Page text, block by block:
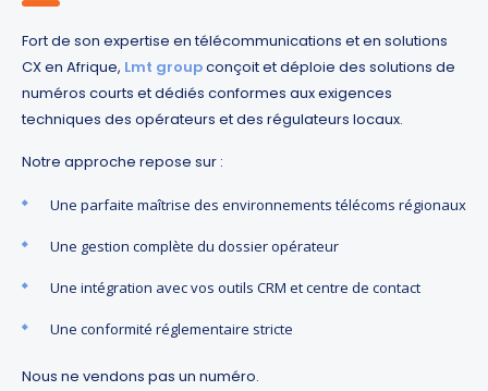
Fort de son expertise en télécommunications et en solutions
CX en Afrique, Lmt groupconçoit et déploie des solutions de
numéros courts et dédiés conformes aux exigences
techniques des opérateurs et des régulateurs locaux.
Notre approche repose sur :
Une parfaite maîtrise des environnements télécoms régionaux
Une gestion complète du dossier opérateur
Une intégration avec vos outils CRM et centre de contact
Une conformité réglementaire stricte
Nous ne vendons pas un numéro.